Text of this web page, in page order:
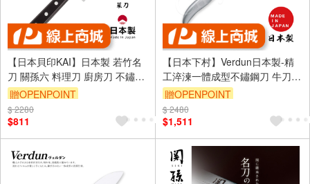
【日本貝印KAI】日本製 若竹名
刀 關孫六 料理刀 廚房刀 不鏽鋼
刀-16.5cm(菜刀)
贈OPENPOINT
$ 2280
$811
【日本下村】Verdun日本製-精
工淬湅一體成型不鏽鋼刀 牛刀
18.5cm(專用廚師刀)
贈OPENPOINT
$ 2480
$1,511